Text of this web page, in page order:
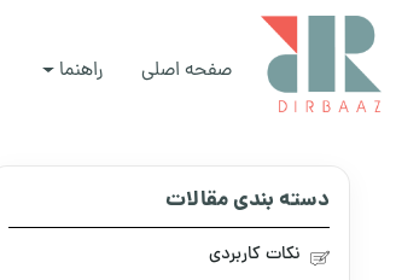
صفحه اصلی راهنما
دسته بندی مقالات
نکات کاربردی